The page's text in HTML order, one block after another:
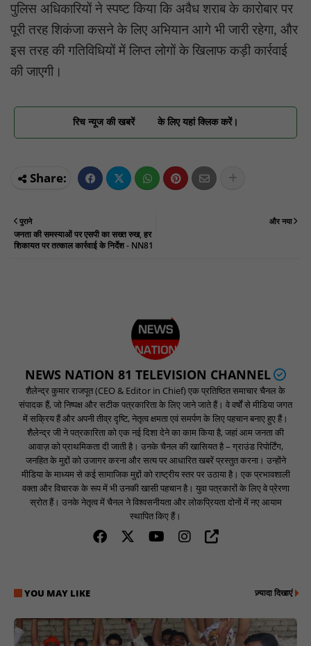
पुलिस अधिकारियों ने स्पष्ट किया कि अवैध शराब के कारोबार पर
पूरी तरह शिकंजा कसने के लिए अभियान आगे भी जारी रहेगा, और
इस तरह की गतिविधियों में लिप्त लोगों के खिलाफ कड़ी कार्रवाई
की जाएगी।
रिच न्यूज की खबरें के लिए यहां क्लिक करें।
और नया
पुराने
जनता की समस्याओं पर एसपी का सख्त रुख, हर
शिकायत पर तत्काल कार्रवाई के निर्देश - NN81
NEWS NATION 81 TELEVISION CHANNEL
शैलेन्द्र कुमार राजपूत (CEO & Editor in Chief) एक प्रतिष्ठित समाचार चैनल के
संपादक हैं, जो निष्पक्ष और सटीक पत्रकारिता के लिए जाने जाते हैं। वे वर्षों से मीडिया जगत
में सक्रिय हैं और अपनी तीव्र दृष्टि, नेतृत्व क्षमता एवं समर्पण के लिए पहचान बनाए हुए हैं।
शैलेन्द्र जी ने पत्रकारिता को एक नई दिशा देने का काम किया है, जहां आम जनता की
आवाज़ को प्राथमिकता दी जाती है। उनके चैनल की खासियत है – ग्राउंड रिपोर्टिंग,
जनहित के मुद्दों को उजागर करना और सत्य पर आधारित खबरें प्रस्तुत करना। उन्होंने
मीडिया के माध्यम से कई सामाजिक मुद्दों को राष्ट्रीय स्तर पर उठाया है। एक प्रभावशाली
वक्ता और विचारक के रूप में भी उनकी खासी पहचान है। युवा पत्रकारों के लिए वे प्रेरणा
स्रोत हैं। उनके नेतृत्व में चैनल ने विश्वसनीयता और लोकप्रियता दोनों में नए आयाम
स्थापित किए हैं।
YOU MAY LIKE ज़्यादा दिखाएं